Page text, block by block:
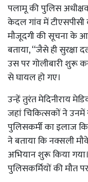
पलामू की पुलिस
केदल गांव में
मौजूदगी की सूचना के
बताया, ‘‘जैसे ही
उस पर गोलीबारी शुरू
से घायल हो गए।
उन्हें तुरंत मेदिनीराय
जहां चिकित्सकों ने
पुलिसकर्मी का इलाज
ने बताया कि नक्सली
अभियान शुरू किया
पुलिसकर्मियों की मौत